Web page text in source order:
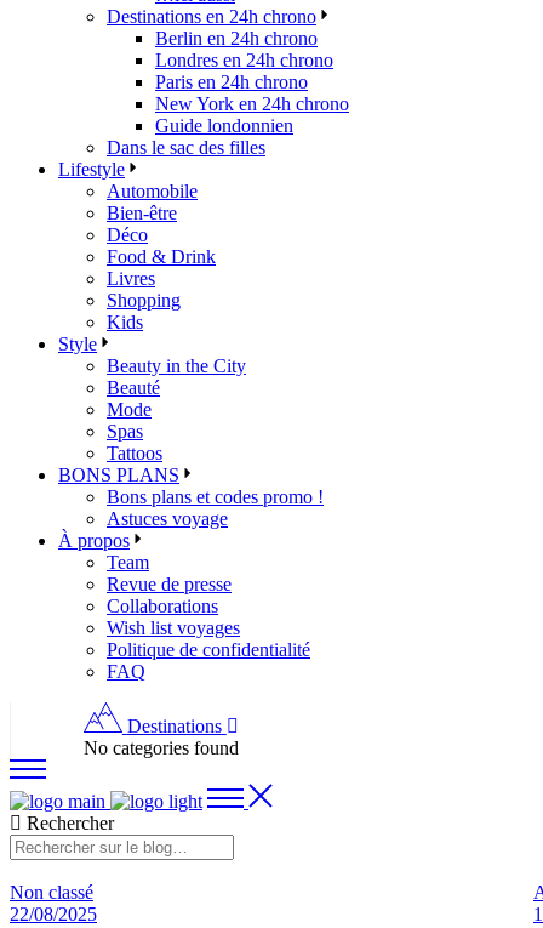
Destinations en 24h chrono
Berlin en 24h chrono
Londres en 24h chrono
Paris en 24h chrono
New York en 24h chrono
Guide londonnien
Dans le sac des filles
Lifestyle
Automobile
Bien-être
Déco
Food & Drink
Livres
Shopping
Kids
Style
Beauty in the City
Beauté
Mode
Spas
Tattoos
BONS PLANS
Bons plans et codes promo !
Astuces voyage
À propos
Team
Revue de presse
Collaborations
Wish list voyages
Politique de confidentialité
FAQ
Destinations
No categories found
Rechercher
Non classé
22/08/2025